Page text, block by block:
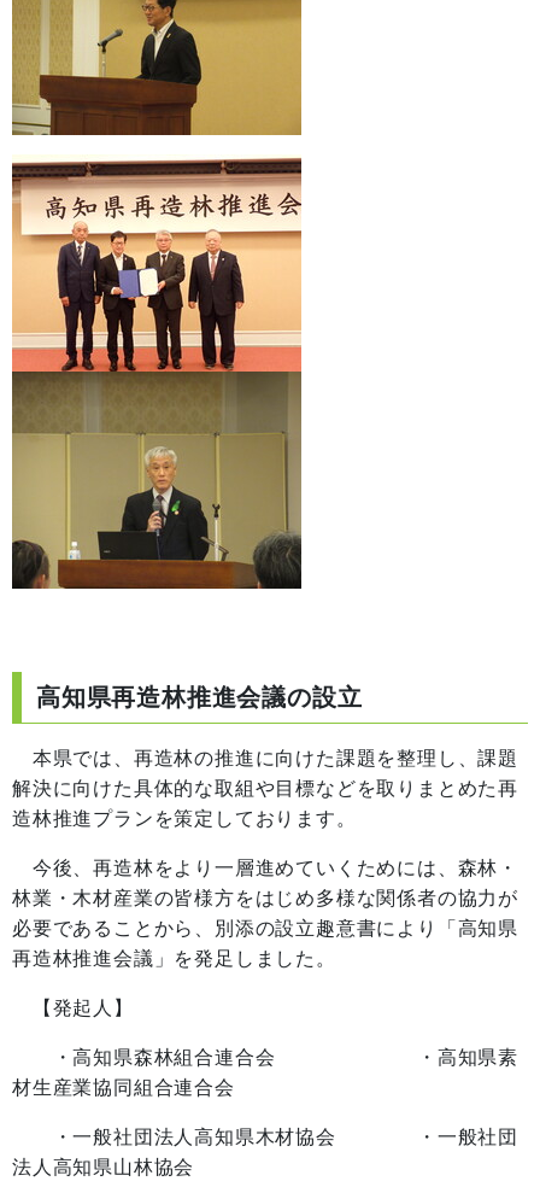
高知県再造林推進会議の設立
本県では、再造林の推進に向けた課題を整理し、課題
解決に向けた具体的な取組や目標などを取りまとめた再
造林推進プランを策定しております。
今後、再造林をより一層進めていくためには、森林・
林業・木材産業の皆様方をはじめ多様な関係者の協力が
必要であることから、別添の設立趣意書により「高知県
再造林推進会議」を発足しました。
【発起人】
・高知県森林組合連合会 ・高知県素
材生産業協同組合連合会
・一般社団法人高知県木材協会 ・一般社団
法人高知県山林協会